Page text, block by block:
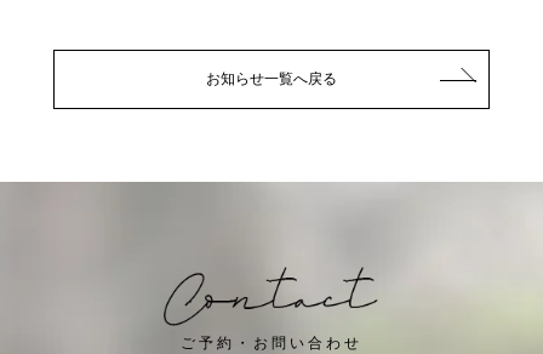
お知らせ一覧へ戻る
ご予約・お問い合わせ